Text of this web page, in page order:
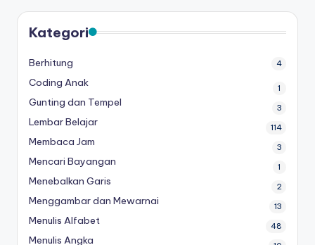
h
e
e
t
a
n
a
k
t
k
lembar
aktivitas
worksheet
anak
worksheet
anak
3
tahun
-
worksheet
pembelajaran
anak
Kategori
Berhitung 4
Coding Anak 1
Gunting dan Tempel 3
Lembar Belajar 114
Membaca Jam 3
Mencari Bayangan 1
Menebalkan Garis 2
Menggambar dan Mewarnai 13
Menulis Alfabet 48
Menulis Angka